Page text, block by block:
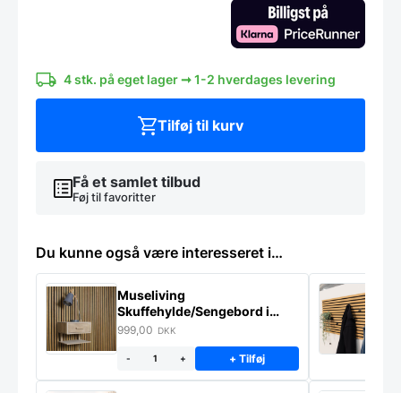
4 stk. på eget lager ➞ 1-2 hverdages levering
Få et samlet tilbud
Føj til favoritter
Tilføj til kurv
Du kunne også være interesseret i…
Museliving
Skuffehylde/Sengebord i
massiv eg
999,00 DKK
- + + Tilføj